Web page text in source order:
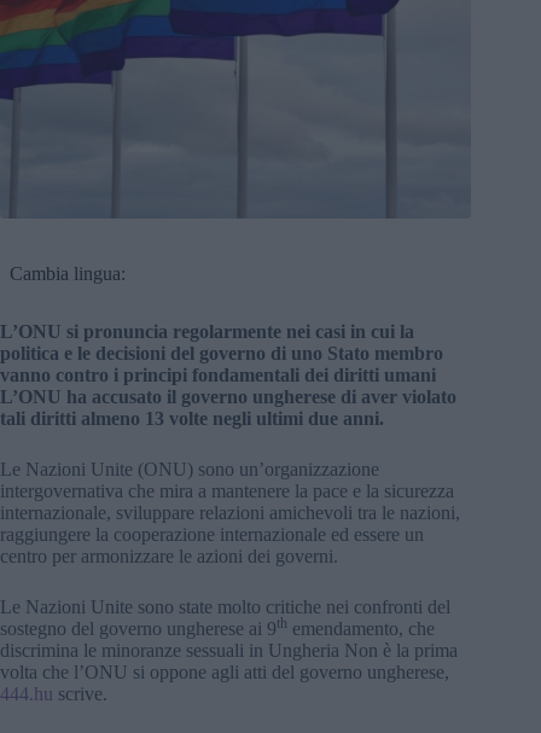
Cambia lingua:
L’ONU si pronuncia regolarmente nei casi in cui la
politica e le decisioni del governo di uno Stato membro
vanno contro i principi fondamentali dei diritti umani
L’ONU ha accusato il governo ungherese di aver violato
tali diritti almeno 13 volte negli ultimi due anni.
Le Nazioni Unite (ONU) sono un’organizzazione
intergovernativa che mira a mantenere la pace e la sicurezza
internazionale, sviluppare relazioni amichevoli tra le nazioni,
raggiungere la cooperazione internazionale ed essere un
centro per armonizzare le azioni dei governi.
Le Nazioni Unite sono state molto critiche nei confronti del
sostegno del governo ungherese ai 9th emendamento, che
discrimina le minoranze sessuali in Ungheria Non è la prima
volta che l’ONU si oppone agli atti del governo ungherese,
444.hu scrive.